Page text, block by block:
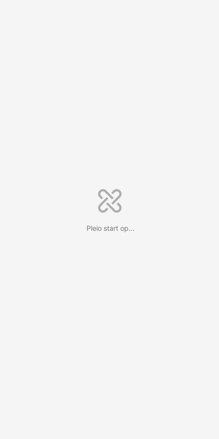
Pleio start op...